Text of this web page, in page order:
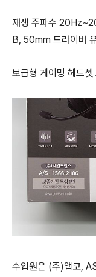
재생 주파수
B, 50mm 드라이버
보급형 게이밍 헤드셋
수입원은 (주)앱코,